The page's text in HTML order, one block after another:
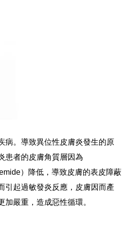
病。導致異位性皮膚炎發生的原
患者的皮膚角質層因為
）降低，導致皮膚的表皮障蔽
引起過敏發炎反應，皮膚因而產
嚴重，造成惡性循環。